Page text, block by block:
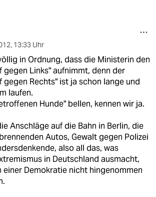
, 13:33 Uhr
in Ordnung, dass die Ministerin den
gegen Links" aufnimmt, denn der
gegen Rechts" ist ja schon lange und
laufen.
Hunde" bellen, kennen wir ja.
Anschläge auf die Bahn in Berlin, die
Autos, Gewalt gegen Polizei
also all das, was
in Deutschland ausmacht,
einer Demokratie nicht hingenommen